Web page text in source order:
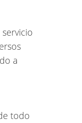
a
todo